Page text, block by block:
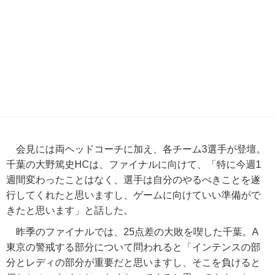
会見には両ヘッドコーチに加え、各チーム3選手が登壇。
千葉の大野篤史HCは、ファイナルに向けて、「特に今週1
週間変わったことはなく、選手は自分のやるべきことを遂
行してくれたと思いますし、ゲームに向けていい準備がで
きたと思います」と話した。
昨季のファイナルでは、25点差の大敗を喫した千葉。A
東京の警戒する部分について問われると「インテンスの部
分とレディの部分が重要だと思いますし、そこを負けると